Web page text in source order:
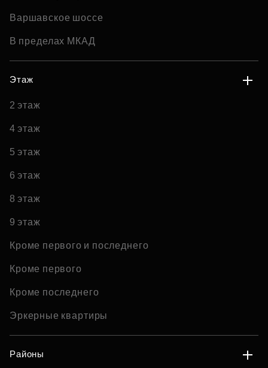
Варшавское шоссе
В пределах МКАД
Этаж
2 этаж
4 этаж
5 этаж
6 этаж
8 этаж
9 этаж
Кроме первого и последнего
Кроме первого
Кроме последнего
Эркерные квартиры
Районы